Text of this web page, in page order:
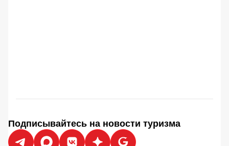
Подписывайтесь на новости туризма